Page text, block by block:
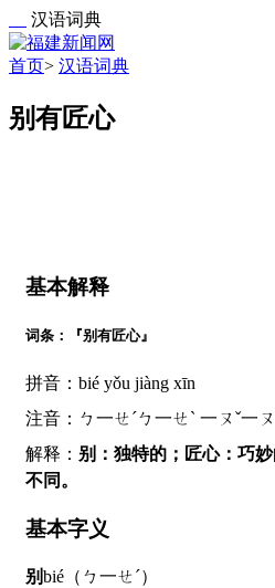
汉语词典
首页> 汉语词典
别有匠心
基本解释
词条：『别有匠心』
拼音：bié yǒu jiàng xīn
注音：ㄅ一ㄝˊㄅ一ㄝˋ 一ㄡˇ一
解释： 别：独特的；匠心：巧
不同。
基本字义
别bié（ㄅ一ㄝˊ）